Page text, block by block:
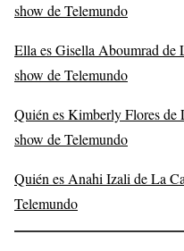
show de Telemundo
Ella es Gisella Aboumrad de
show de Telemundo
Quién es Kimberly Flores de
show de Telemundo
Quién es Anahi Izali de La
Telemundo